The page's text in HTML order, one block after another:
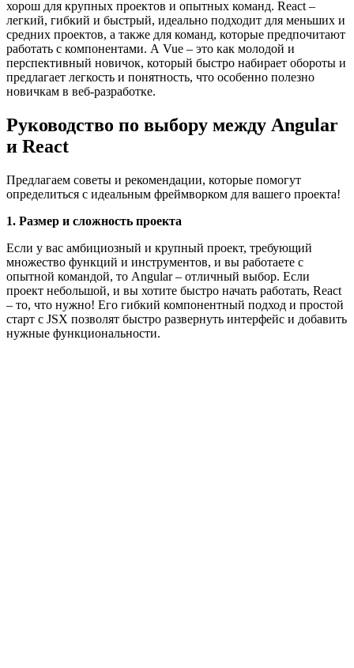
хорош для крупных проектов и опытных команд. React –
легкий, гибкий и быстрый, идеально подходит для меньших и
средних проектов, а также для команд, которые предпочитают
работать с компонентами. А Vue – это как молодой и
перспективный новичок, который быстро набирает обороты и
предлагает легкость и понятность, что особенно полезно
новичкам в веб-разработке.
Руководство по выбору между Angular
и React
Предлагаем советы и рекомендации, которые помогут
определиться с идеальным фреймворком для вашего проекта!
1. Размер и сложность проекта
Если у вас амбициозный и крупный проект, требующий
множество функций и инструментов, и вы работаете с
опытной командой, то Angular – отличный выбор. Если
проект небольшой, и вы хотите быстро начать работать, React
– то, что нужно! Его гибкий компонентный подход и простой
старт с JSX позволят быстро развернуть интерфейс и добавить
нужные функциональности.